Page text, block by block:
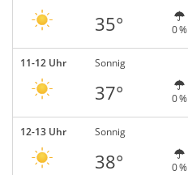
35° 0 %
11-12 Uhr Sonnig
37° 0 %
12-13 Uhr Sonnig
38° 0 %